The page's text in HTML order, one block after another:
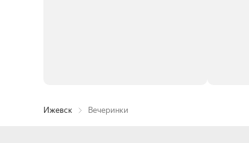
Ижевск Вечеринки